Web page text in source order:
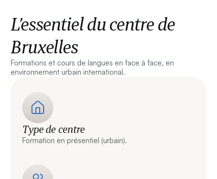
L’essentiel du centre de
Bruxelles
Formations et cours de langues en face à face, en
environnement urbain international.
Type de centre
Formation en présentiel (urbain).